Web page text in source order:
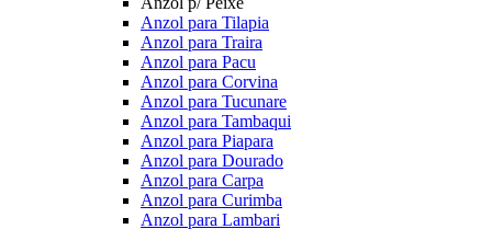
Anzol para Tilapia
Anzol para Traira
Anzol para Pacu
Anzol para Corvina
Anzol para Tucunare
Anzol para Tambaqui
Anzol para Piapara
Anzol para Dourado
Anzol para Carpa
Anzol para Curimba
Anzol para Lambari